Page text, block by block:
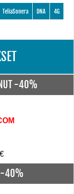
4G
DNA
TeliaSonera
-40%
-40%